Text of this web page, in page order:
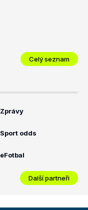
Celý seznam
Zprávy
Sport odds
eFotbal
Další partneři